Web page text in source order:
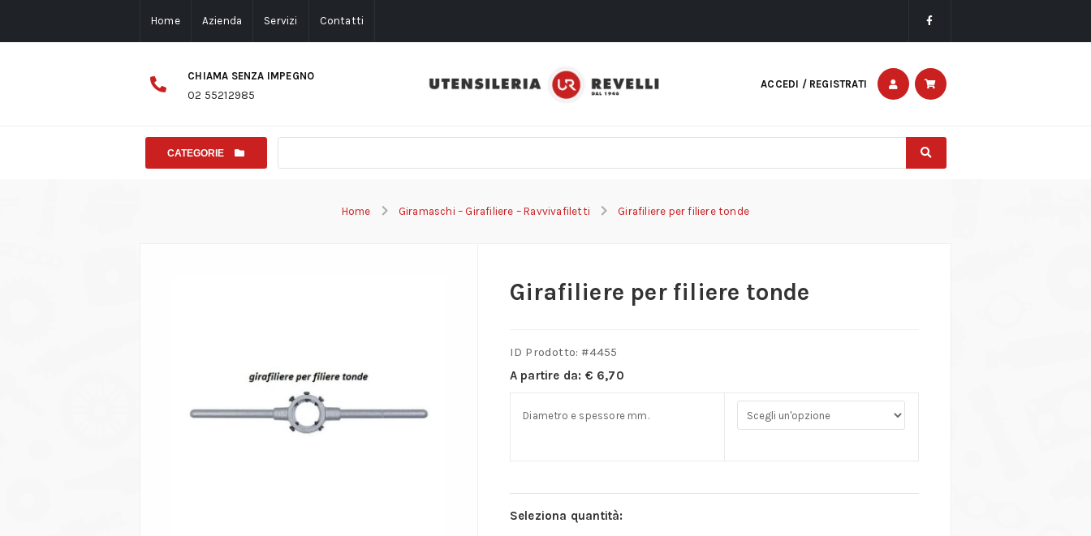
Home Azienda Servizi Contatti
CHIAMA SENZA IMPEGNO
02 55212985
ACCEDI / REGISTRATI
CATEGORIE
Home Giramaschi – Girafiliere – Ravvivafiletti Girafiliere per filiere tonde
Girafiliere per filiere tonde
ID Prodotto: #4455
A partire da: € 6,70
Diametro e spessore mm.
Seleziona quantità: